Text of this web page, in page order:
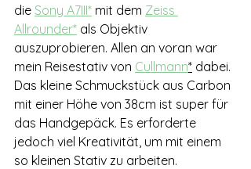
die Sony A7III* mit dem Zeiss
Allrounder* als Objektiv
auszuprobieren. Allen an voran war
mein Reisestativ von Cullmann* dabei.
Das kleine Schmuckstück aus Carbon
mit einer Höhe von 38cm ist super für
das Handgepäck. Es erforderte
jedoch viel Kreativität, um mit einem
so kleinen Stativ zu arbeiten.